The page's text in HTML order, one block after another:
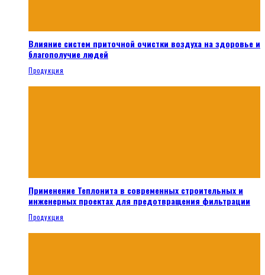
Влияние систем приточной очистки воздуха на здоровье и
благополучие людей
Продукция
Применение Теплонита в современных строительных и
инженерных проектах для предотвращения фильтрации
Продукция